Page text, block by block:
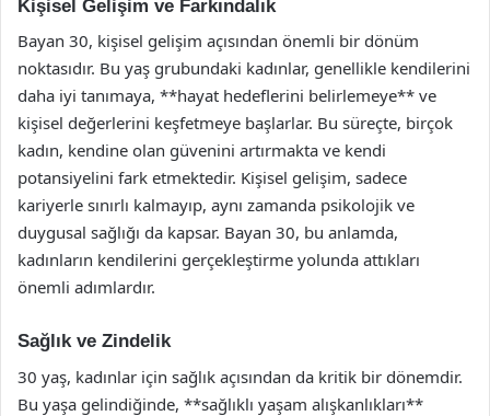
Kişisel Gelişim ve Farkındalık
Bayan 30, kişisel gelişim açısından önemli bir dönüm
noktasıdır. Bu yaş grubundaki kadınlar, genellikle kendilerini
daha iyi tanımaya, **hayat hedeflerini belirlemeye** ve
kişisel değerlerini keşfetmeye başlarlar. Bu süreçte, birçok
kadın, kendine olan güvenini artırmakta ve kendi
potansiyelini fark etmektedir. Kişisel gelişim, sadece
kariyerle sınırlı kalmayıp, aynı zamanda psikolojik ve
duygusal sağlığı da kapsar. Bayan 30, bu anlamda,
kadınların kendilerini gerçekleştirme yolunda attıkları
önemli adımlardır.
Sağlık ve Zindelik
30 yaş, kadınlar için sağlık açısından da kritik bir dönemdir.
Bu yaşa gelindiğinde, **sağlıklı yaşam alışkanlıkları**